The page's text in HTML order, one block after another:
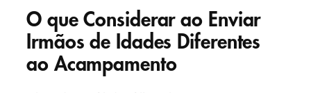
O que Considerar ao Enviar
Irmãos de Idades Diferentes
ao Acampamento